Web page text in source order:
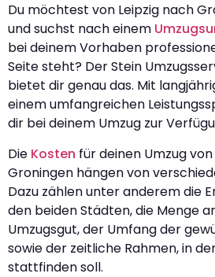
Du möchtest von Leipzig nach
und suchst nach einem
bei deinem Vorhaben
Seite steht? Der Stein
bietet dir genau das. Mit
einem umfangreichen
dir bei deinem Umzug zur
Die Kosten für deinen Umzug
Groningen hängen von
Dazu zählen unter anderem die
den beiden Städten, die Menge
Umzugsgut, der Umfang der
sowie der zeitliche Rahmen, in
stattfinden soll.